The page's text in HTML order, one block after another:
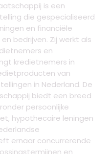
is een
die gespecialiseerd
en financiële
bedrijven. Zij werkt als
en
kredietnemers in
van
in Nederland. De
biedt een breed
persoonlijke
hypothecaire leningen
ernaar concurrerende
en